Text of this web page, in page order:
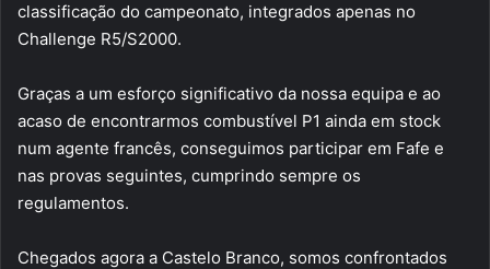
classificação do campeonato, integrados apenas no
Challenge R5/S2000.
Graças a um esforço significativo da nossa equipa e ao
acaso de encontrarmos combustível P1 ainda em stock
num agente francês, conseguimos participar em Fafe e
nas provas seguintes, cumprindo sempre os
regulamentos.
Chegados agora a Castelo Branco, somos confrontados